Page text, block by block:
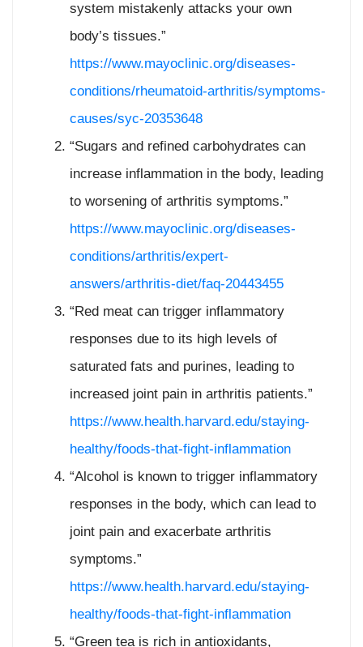
system mistakenly attacks your own
body’s tissues.”
https://www.mayoclinic.org/diseases-
conditions/rheumatoid-arthritis/symptoms-
causes/syc-20353648
“Sugars and refined carbohydrates can
increase inflammation in the body, leading
to worsening of arthritis symptoms.”
https://www.mayoclinic.org/diseases-
conditions/arthritis/expert-
answers/arthritis-diet/faq-20443455
“Red meat can trigger inflammatory
responses due to its high levels of
saturated fats and purines, leading to
increased joint pain in arthritis patients.”
https://www.health.harvard.edu/staying-
healthy/foods-that-fight-inflammation
“Alcohol is known to trigger inflammatory
responses in the body, which can lead to
joint pain and exacerbate arthritis
symptoms.”
https://www.health.harvard.edu/staying-
healthy/foods-that-fight-inflammation
“Green tea is rich in antioxidants,